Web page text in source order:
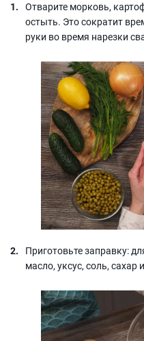
Отварите морковь,
остыть. Это сократит
руки во время нарезки
Приготовьте заправку:
масло, уксус, соль,